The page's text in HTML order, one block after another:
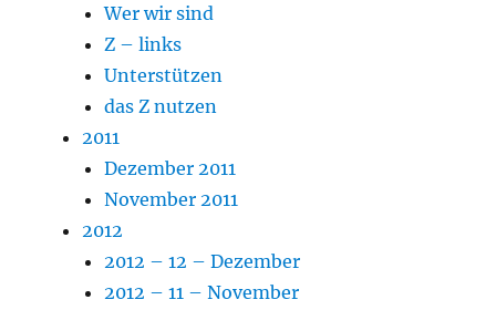
Wer wir sind
Z – links
Unterstützen
das Z nutzen
2011
Dezember 2011
November 2011
2012
2012 – 12 – Dezember
2012 – 11 – November